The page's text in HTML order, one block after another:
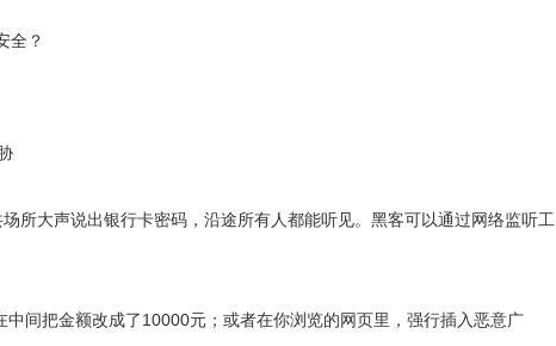
全？
所大声说出银行卡密码，沿途所有人都能听见。黑客可以通过网络监听工
间把金额改成了10000元；或者在你浏览的网页里，强行插入恶意广